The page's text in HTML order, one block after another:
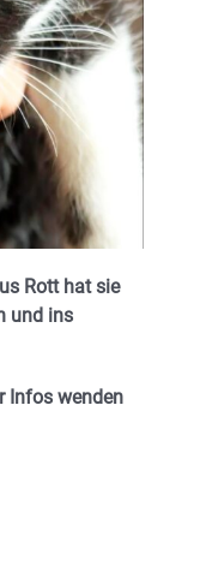
Rott hat sie
und ins
Infos wenden